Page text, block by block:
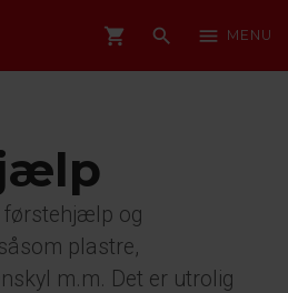
shopping_cart search menu MENU
førstehjælp og
plastre,
m.m. Det er utrolig